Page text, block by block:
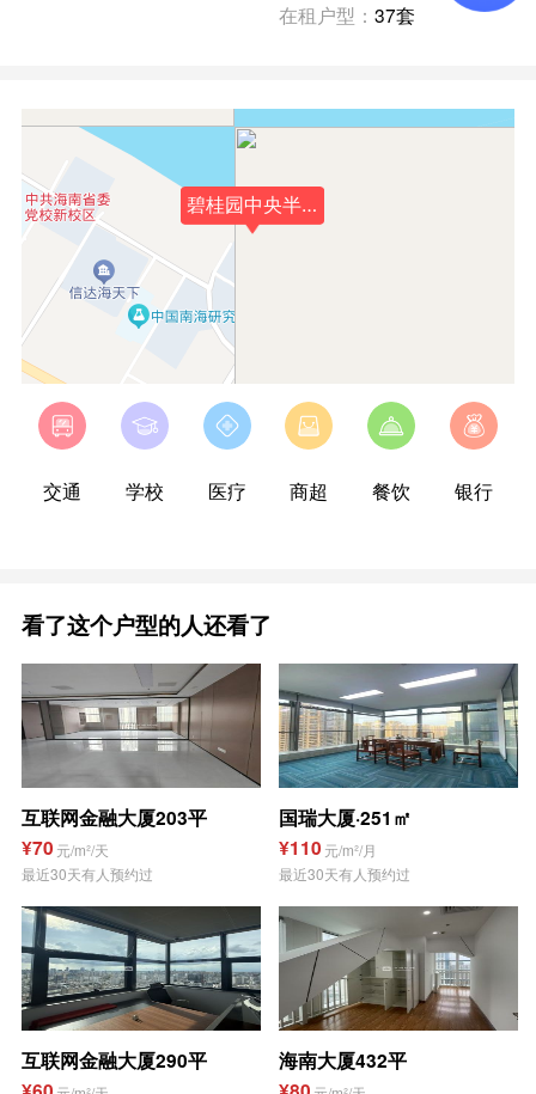
在租户型： 37套
看了这个户型的人还看了
互联网金融大厦203平
¥70 元/m²/天
最近30天有人预约过
国瑞大厦·251㎡
¥110 元/m²/月
最近30天有人预约过
互联网金融大厦290平
海南大厦432平